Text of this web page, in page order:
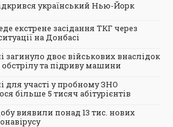
український Нью-Йорк
екстрене засідання ТКГ через
на Донбасі
загинуло двоє військових внаслідок
та підриву машини
для участі у пробному ЗНО
більше 5 тисяч абітурієнтів
виявили понад 13 тис. нових